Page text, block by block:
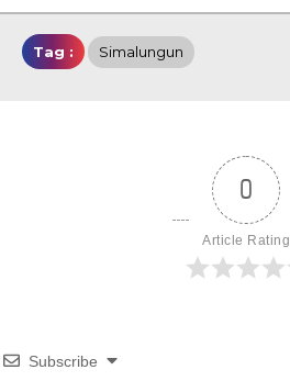
Tag : Simalungun
0
Article Rating
Subscribe